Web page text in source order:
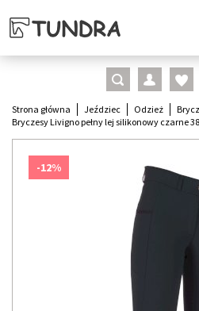
Strona główna Jeździec Odzież
Bryczesy Livigno pełny lej silikonowy czarne 38
-12%